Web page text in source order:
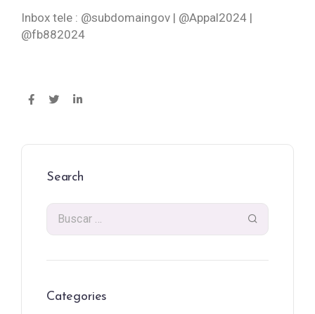
Inbox tele : @subdomaingov | @Appal2024 |
@fb882024
Search
Categories